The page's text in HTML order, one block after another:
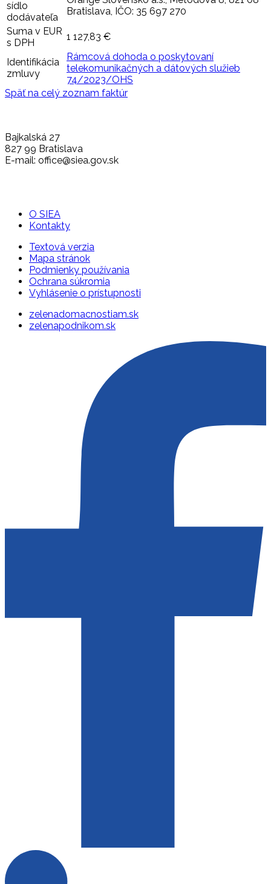
sídlo
dodávateľa
Bratislava, IČO: 35 697 270
Suma v EUR
s DPH
1 127,83 €
Identifikácia
zmluvy
Rámcová dohoda o poskytovaní
telekomunikačných a dátových služieb
74/2023/OHS
Späť na celý zoznam faktúr
Bajkalská 27
827 99 Bratislava
E-mail: office@siea.gov.sk
O SIEA
Kontakty
Textová verzia
Mapa stránok
Podmienky používania
Ochrana súkromia
Vyhlásenie o prístupnosti
zelenadomacnostiam.sk
zelenapodnikom.sk